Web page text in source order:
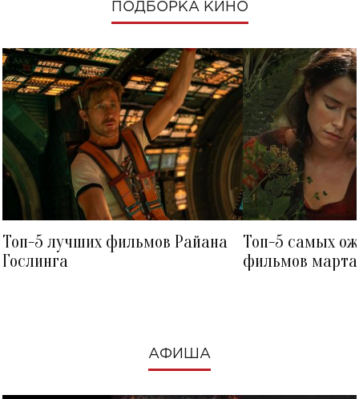
ПОДБОРКА КИНО
Топ-5 лучших фильмов Райана
Гослинга
Топ-5 самых
фильмов
АФИША